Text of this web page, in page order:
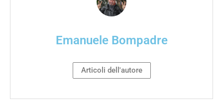
Emanuele Bompadre
Articoli dell'autore